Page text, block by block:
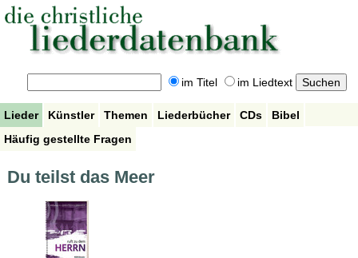
im Titel im Liedtext
Lieder Künstler Themen Liederbücher CDs
Bibel
Häufig gestellte Fragen
Du teilst das Meer